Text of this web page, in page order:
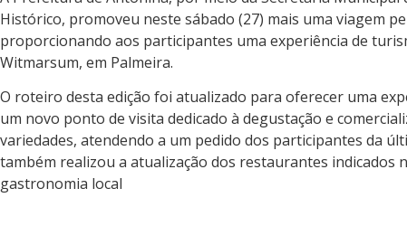
Histórico, promoveu neste sábado (27) mais uma viagem
proporcionando aos participantes uma experiência de
Witmarsum, em Palmeira.
O roteiro desta edição foi atualizado para oferecer uma
um novo ponto de visita dedicado à degustação e
variedades, atendendo a um pedido dos participantes da
também realizou a atualização dos restaurantes indicados
gastronomia local